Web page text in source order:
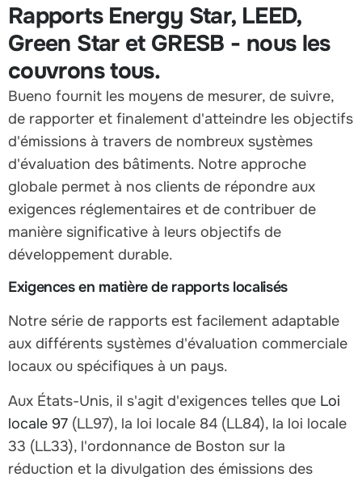
Rapports Energy Star, LEED,
Green Star et GRESB - nous les
couvrons tous.
Bueno fournit les moyens de mesurer, de suivre,
de rapporter et finalement d'atteindre les objectifs
d'émissions à travers de nombreux systèmes
d'évaluation des bâtiments. Notre approche
globale permet à nos clients de répondre aux
exigences réglementaires et de contribuer de
manière significative à leurs objectifs de
développement durable.
Exigences en matière de rapports localisés
Notre série de rapports est facilement adaptable
aux différents systèmes d'évaluation commerciale
locaux ou spécifiques à un pays.
Aux États-Unis, il s'agit d'exigences telles que Loi
locale 97 (LL97), la loi locale 84 (LL84), la loi locale
33 (LL33), l'ordonnance de Boston sur la
réduction et la divulgation des émissions des